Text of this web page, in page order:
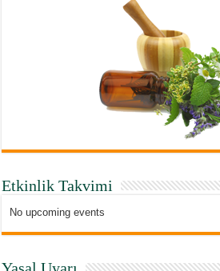
Etkinlik Takvimi
No upcoming events